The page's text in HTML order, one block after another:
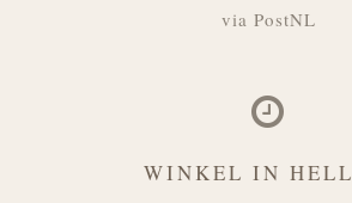
via PostNL
WINKEL IN